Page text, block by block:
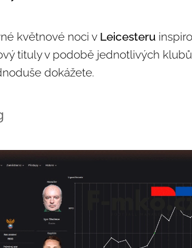
květnové noci v Leicesteru
tituly v podobě jednotlivých
dokážete.